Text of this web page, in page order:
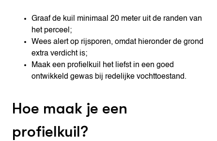
Graaf de kuil minimaal 20 meter uit de randen van
het perceel;
Wees alert op rijsporen, omdat hieronder de grond
extra verdicht is;
Maak een profielkuil het liefst in een goed
ontwikkeld gewas bij redelijke vochttoestand.
Hoe maak je een
profielkuil?